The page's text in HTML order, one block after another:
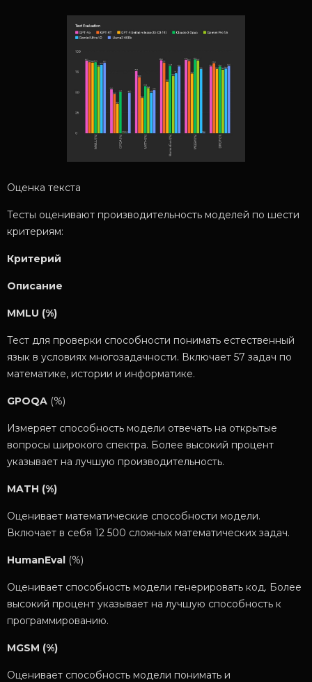
Оценка текста
Тесты оценивают производительность моделей по шести
критериям:
Критерий
Описание
MMLU (%)
Тест для проверки способности понимать естественный
язык в условиях многозадачности. Включает 57 задач по
математике, истории и информатике.
GPOQA (%)
Измеряет способность модели отвечать на открытые
вопросы широкого спектра. Более высокий процент
указывает на лучшую производительность.
MATH (%)
Оценивает математические способности модели.
Включает в себя 12 500 сложных математических задач.
HumanEval (%)
Оценивает способность модели генерировать код. Более
высокий процент указывает на лучшую способность к
программированию.
MGSM (%)
Оценивает способность модели понимать и